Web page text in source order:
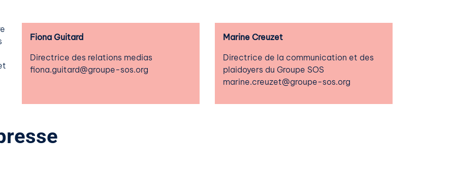
Fiona Guitard
Directrice des relations medias
fiona.guitard@groupe-sos.org
Marine Creuzet
Directrice de la communication et des
plaidoyers du Groupe SOS
marine.creuzet@groupe-sos.org